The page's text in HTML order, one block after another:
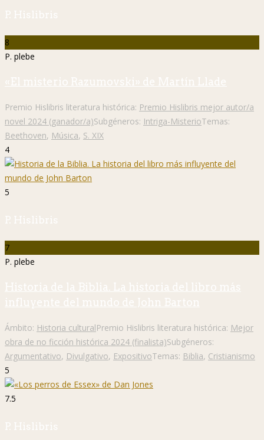
P. Hislibris
8
P. plebe
«El misterio Razumovski» de Martín Llade
Premio Hislibris literatura histórica: Premio Hislibris mejor autor/a
novel 2024 (ganador/a)Subgéneros: Intriga-MisterioTemas:
Beethoven, Música, S. XIX
4
5
P. Hislibris
7
P. plebe
Historia de la Biblia. La historia del libro más
influyente del mundo de John Barton
Ámbito: Historia culturalPremio Hislibris literatura histórica: Mejor
obra de no ficción histórica 2024 (finalista)Subgéneros:
Argumentativo, Divulgativo, ExpositivoTemas: Biblia, Cristianismo
5
7.5
P. Hislibris